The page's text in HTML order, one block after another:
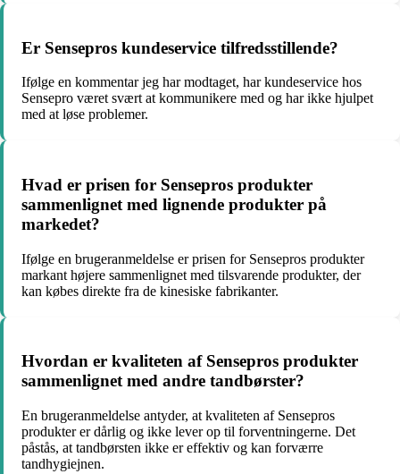
Er Sensepros kundeservice tilfredsstillende?
Ifølge en kommentar jeg har modtaget, har kundeservice hos
Sensepro været svært at kommunikere med og har ikke hjulpet
med at løse problemer.
Hvad er prisen for Sensepros produkter
sammenlignet med lignende produkter på
markedet?
Ifølge en brugeranmeldelse er prisen for Sensepros produkter
markant højere sammenlignet med tilsvarende produkter, der
kan købes direkte fra de kinesiske fabrikanter.
Hvordan er kvaliteten af Sensepros produkter
sammenlignet med andre tandbørster?
En brugeranmeldelse antyder, at kvaliteten af Sensepros
produkter er dårlig og ikke lever op til forventningerne. Det
påstås, at tandbørsten ikke er effektiv og kan forværre
tandhygiejnen.